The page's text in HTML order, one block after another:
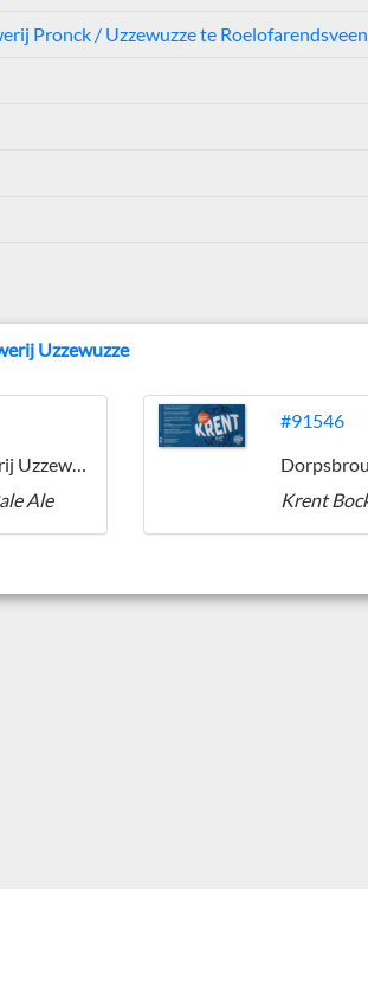
Pronck / Uzzewuzze te Roelofarendsveen
Uzzewuzze
Dorpsbrouwerij Uzzewuzze
Ale
#91546